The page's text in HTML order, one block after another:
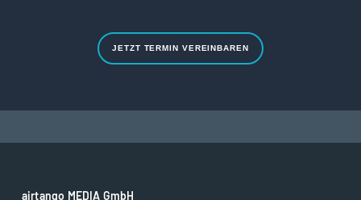
JETZT TERMIN VEREINBAREN
airtango MEDIA GmbH